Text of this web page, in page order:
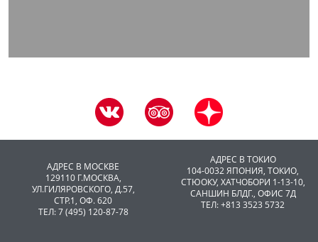
АДРЕС В МОСКВЕ
129110 Г.МОСКВА,
УЛ.ГИЛЯРОВСКОГО, Д.57,
СТР.1, ОФ. 620
ТЕЛ: 7 (495) 120-87-78
АДРЕС В ТОКИО
104-0032 ЯПОНИЯ, ТОКИО,
CТЮОКУ, ХАТЧОБОРИ 1-13-10,
САНШИН БЛДГ., ОФИС 7Д
ТЕЛ: +813 3523 5732